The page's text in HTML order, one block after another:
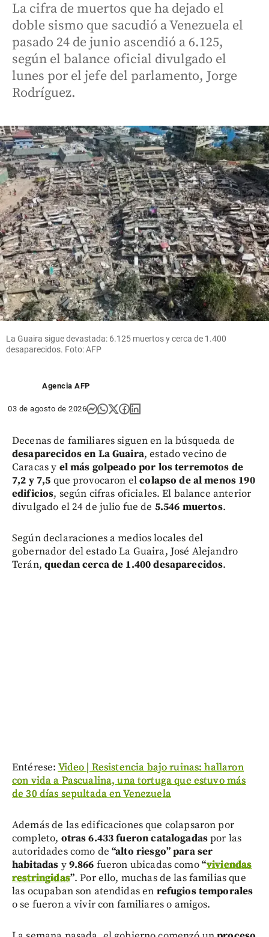
La cifra de muertos que ha dejado el
doble sismo que sacudió a Venezuela el
pasado 24 de junio ascendió a 6.125,
según el balance oficial divulgado el
lunes por el jefe del parlamento, Jorge
Rodríguez.
La Guaira sigue devastada: 6.125 muertos y cerca de 1.400
desaparecidos. Foto: AFP
Agencia AFP
03 de agosto de 2026
Decenas de familiares siguen en la búsqueda de
desaparecidos en La Guaira, estado vecino de
Caracas y el más golpeado por los terremotos de
7,2 y 7,5 que provocaron elcolapso de al menos 190
edificios, según cifras oficiales. El balance anterior
divulgado el 24 de julio fue de 5.546 muertos.
Según declaraciones a medios locales del
gobernador del estado La Guaira, José Alejandro
Terán,quedan cerca de 1.400 desaparecidos.
Entérese: Video | Resistencia bajo ruinas: hallaron
con vida a Pascualina, una tortuga que estuvo más
de 30 días sepultada en Venezuela
Además de las edificaciones que colapsaron por
completo, otras 6.433 fueron catalogadaspor las
autoridades como de “alto riesgo” para ser
habitadas y9.866 fueron ubicadas como“viviendas
restringidas”. Por ello, muchas de las familias que
las ocupaban son atendidas en refugios temporales
o se fueron a vivir con familiares o amigos.